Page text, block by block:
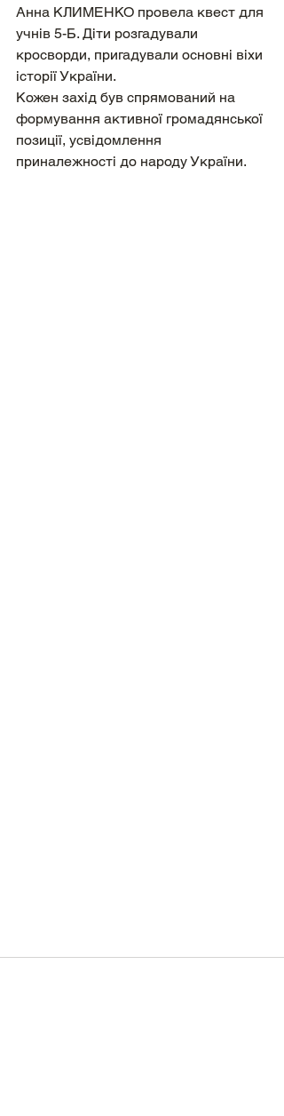
Анна КЛИМЕНКО провела квест для
учнів 5-Б. Діти розгадували
кросворди, пригадували основні віхи
історії України.
Кожен захід був спрямований на
формування активної громадянської
позиції, усвідомлення
приналежності до народу України.